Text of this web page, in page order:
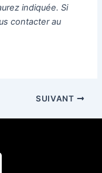
indiquée. Si
contacter au
SUIVANT